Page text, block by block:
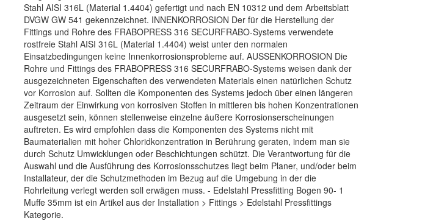
Stahl AISI 316L (Material 1.4404) gefertigt und nach EN 10312 und dem Arbeitsblatt
DVGW GW 541 gekennzeichnet. INNENKORROSION Der für die Herstellung der
Fittings und Rohre des FRABOPRESS 316 SECURFRABO-Systems verwendete
rostfreie Stahl AISI 316L (Material 1.4404) weist unter den normalen
Einsatzbedingungen keine Innenkorrosionsprobleme auf. AUSSENKORROSION Die
Rohre und Fittings des FRABOPRESS 316 SECURFRABO-Systems weisen dank der
ausgezeichneten Eigenschaften des verwendeten Materials einen natürlichen Schutz
vor Korrosion auf. Sollten die Komponenten des Systems jedoch über einen längeren
Zeitraum der Einwirkung von korrosiven Stoffen in mittleren bis hohen Konzentrationen
ausgesetzt sein, können stellenweise einzelne äußere Korrosionserscheinungen
auftreten. Es wird empfohlen dass die Komponenten des Systems nicht mit
Baumaterialien mit hoher Chloridkonzentration in Berührung geraten, indem man sie
durch Schutz Umwicklungen oder Beschichtungen schützt. Die Verantwortung für die
Auswahl und die Ausführung des Korrosionsschutzes liegt beim Planer, und/oder beim
Installateur, der die Schutzmethoden im Bezug auf die Umgebung in der die
Rohrleitung verlegt werden soll erwägen muss. - Edelstahl Pressfitting Bogen 90- 1
Muffe 35mm ist ein Artikel aus der Installation > Fittings > Edelstahl Pressfittings
Kategorie.